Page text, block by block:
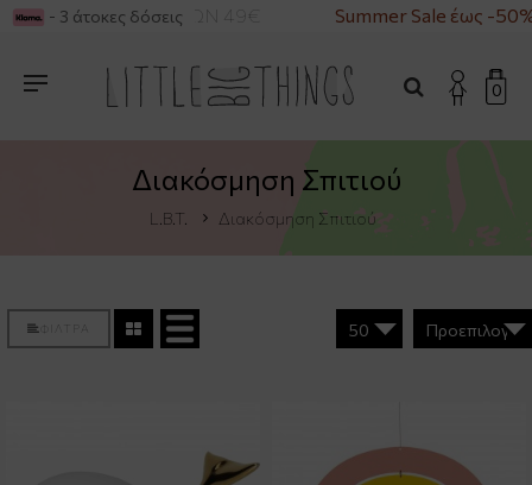
ΑΝΩ ΤΩΝ 49€ Summer Sale έως -50%
- 3 άτοκες δόσεις
0
Διακόσμηση Σπιτιού
L.B.T. Διακόσμηση Σπιτιού
ΦΙΛΤΡΑ